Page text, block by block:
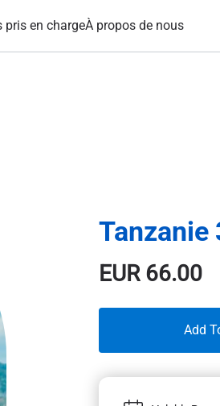
pris en chargeÀ propos de nous
Tanzanie
EUR66.00
Add